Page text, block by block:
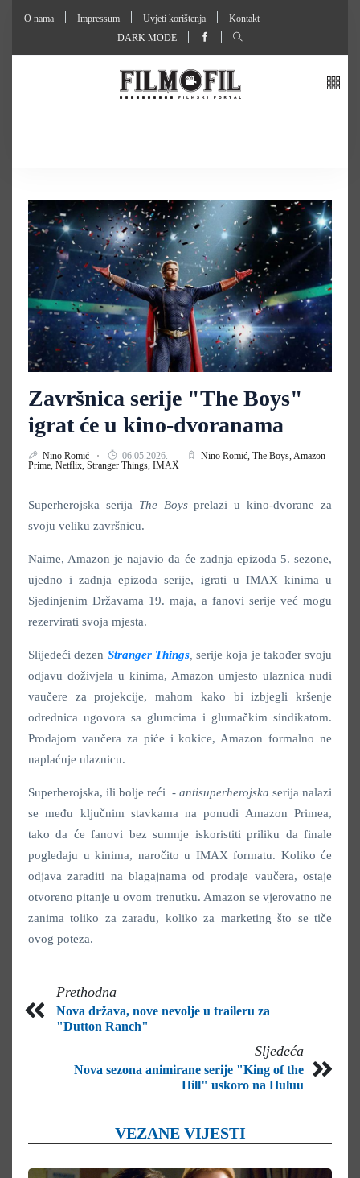
O nama Impressum Uvjeti korištenja
Kontakt
DARK MODE
Završnica serije "The Boys"
igrat će u kino-dvoranama
Nino Romić 06.05.2026. Nino Romić, The Boys, Amazon
Prime, Netflix, Stranger Things, IMAX
Superherojska serija The Boysprelazi u kino-dvorane za
svoju veliku završnicu.
Naime, Amazon je najavio da će zadnja epizoda 5. sezone,
ujedno i zadnja epizoda serije, igrati u IMAX kinima u
Sjedinjenim Državama 19. maja, a fanovi serije već mogu
rezervirati svoja mjesta.
Slijedeći dezen Stranger Things, serije koja je također svoju
odjavu doživjela u kinima, Amazon umjesto ulaznica nudi
vaučere za projekcije, mahom kako bi izbjegli kršenje
odrednica ugovora sa glumcima i glumačkim sindikatom.
Prodajom vaučera za piće i kokice, Amazon formalno ne
naplaćuje ulaznicu.
Superherojska, ili bolje reći - antisuperherojska serija nalazi
se među ključnim stavkama na ponudi Amazon Primea,
tako da će fanovi bez sumnje iskoristiti priliku da finale
pogledaju u kinima, naročito u IMAX formatu. Koliko će
odjava zaraditi na blagajnama od prodaje vaučera, ostaje
otvoreno pitanje u ovom trenutku. Amazon se vjerovatno ne
zanima toliko za zaradu, koliko za marketing što se tiče
ovog poteza.
Prethodna
Nova država, nove nevolje u traileru za
"Dutton Ranch"
Sljedeća
Nova sezona animirane serije "King of the
Hill" uskoro na Huluu
VEZANE VIJESTI